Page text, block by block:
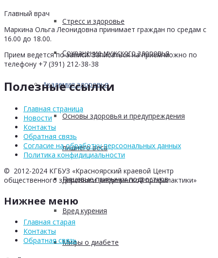
Стресс и здоровье
Сохранение мужского здоровья
Академия здоровья
Основы здоровья и предупреждения
лишнего веса
Пищевые привычки подростков
Вред курения
Мифы о диабете
Главный врач
Маркина Ольга Леонидовна принимает граждан по средам с
16.00 до 18.00.
Прием ведется по записи. Записаться на прием можно по
телефону +7 (391) 212-38-38
Полезные ссылки
Главная страница
Новости
Контакты
Обратная связь
Согласие на обработку персоональных данных
Политика конфидициальности
© 2012-2024 КГБУЗ «Красноярский краевой Центр
общественного здоровья и медицинской профилактики»
Нижнее меню
Главная старая
Контакты
Обратная связь